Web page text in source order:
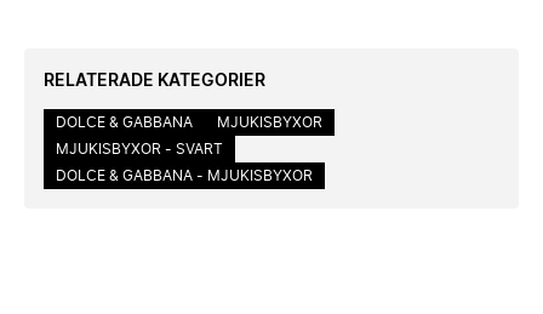
RELATERADE KATEGORIER
DOLCE & GABBANA
MJUKISBYXOR
MJUKISBYXOR - SVART
DOLCE & GABBANA - MJUKISBYXOR